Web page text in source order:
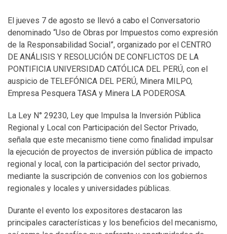
El jueves 7 de agosto se llevó a cabo el Conversatorio
denominado “Uso de Obras por Impuestos como expresión
de la Responsabilidad Social”, organizado por el CENTRO
DE ANÁLISIS Y RESOLUCIÓN DE CONFLICTOS DE LA
PONTIFICIA UNIVERSIDAD CATÓLICA DEL PERÚ, con el
auspicio de TELEFÓNICA DEL PERÚ, Minera MILPO,
Empresa Pesquera TASA y Minera LA PODEROSA.
La Ley N° 29230, Ley que Impulsa la Inversión Pública
Regional y Local con Participación del Sector Privado,
señala que este mecanismo tiene como finalidad impulsar
la ejecución de proyectos de inversión pública de impacto
regional y local, con la participación del sector privado,
mediante la suscripción de convenios con los gobiernos
regionales y locales y universidades públicas.
Durante el evento los expositores destacaron las
principales características y los beneficios del mecanismo,